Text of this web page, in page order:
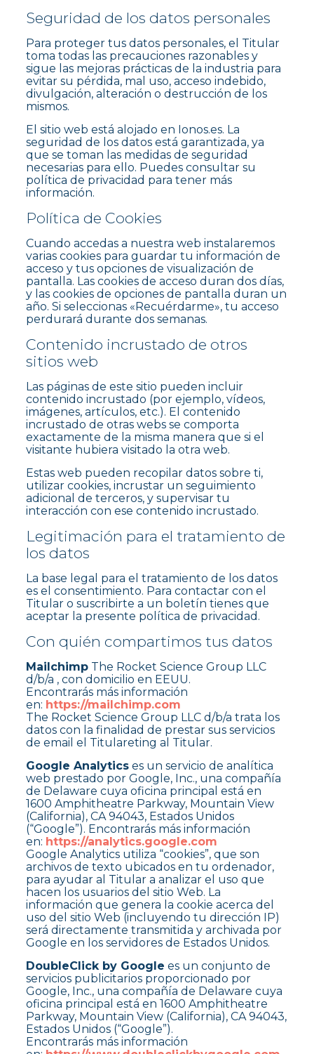
Seguridad de los datos personales
Para proteger tus datos personales, el Titular
toma todas las precauciones razonables y
sigue las mejoras prácticas de la industria para
evitar su pérdida, mal uso, acceso indebido,
divulgación, alteración o destrucción de los
mismos.
El sitio web está alojado en Ionos.es. La
seguridad de los datos está garantizada, ya
que se toman las medidas de seguridad
necesarias para ello. Puedes consultar su
política de privacidad para tener más
información.
Política de Cookies
Cuando accedas a nuestra web instalaremos
varias cookies para guardar tu información de
acceso y tus opciones de visualización de
pantalla. Las cookies de acceso duran dos días,
y las cookies de opciones de pantalla duran un
año. Si seleccionas «Recuérdarme», tu acceso
perdurará durante dos semanas.
Contenido incrustado de otros
sitios web
Las páginas de este sitio pueden incluir
contenido incrustado (por ejemplo, vídeos,
imágenes, artículos, etc.). El contenido
incrustado de otras webs se comporta
exactamente de la misma manera que si el
visitante hubiera visitado la otra web.
Estas web pueden recopilar datos sobre ti,
utilizar cookies, incrustar un seguimiento
adicional de terceros, y supervisar tu
interacción con ese contenido incrustado.
Legitimación para el tratamiento de
los datos
La base legal para el tratamiento de los datos
es el consentimiento. Para contactar con el
Titular o suscribirte a un boletín tienes que
aceptar la presente política de privacidad.
Con quién compartimos tus datos
MailchimpThe Rocket Science Group LLC
d/b/a , con domicilio en EEUU.
Encontrarás más información
en: https://mailchimp.com
The Rocket Science Group LLC d/b/a trata los
datos con la finalidad de prestar sus servicios
de email el Titulareting al Titular.
Google Analyticses un servicio de analítica
web prestado por Google, Inc., una compañía
de Delaware cuya oficina principal está en
1600 Amphitheatre Parkway, Mountain View
(California), CA 94043, Estados Unidos
(“Google”). Encontrarás más información
en: https://analytics.google.com
Google Analytics utiliza “cookies”, que son
archivos de texto ubicados en tu ordenador,
para ayudar al Titular a analizar el uso que
hacen los usuarios del sitio Web. La
información que genera la cookie acerca del
uso del sitio Web (incluyendo tu dirección IP)
será directamente transmitida y archivada por
Google en los servidores de Estados Unidos.
DoubleClick by Google es un conjunto de
servicios publicitarios proporcionado por
Google, Inc., una compañía de Delaware cuya
oficina principal está en 1600 Amphitheatre
Parkway, Mountain View (California), CA 94043,
Estados Unidos (“Google”).
Encontrarás más información